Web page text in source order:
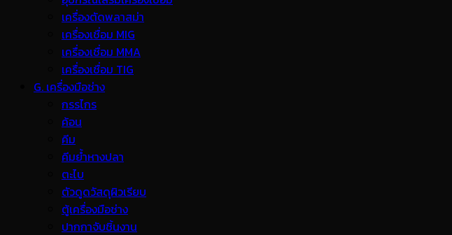
เครื่องตัดพลาสม่า
เครื่องเชื่อม MIG
เครื่องเชื่อม MMA
เครื่องเชื่อม TIG
G. เครื่องมือช่าง
กรรไกร
ค้อน
คีม
คีมย้ำหางปลา
ตะไบ
ตัวดูดวัสดุผิวเรียบ
ตู้เครื่องมือช่าง
ปากกาจับชิ้นงาน